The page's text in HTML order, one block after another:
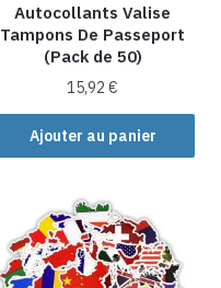
Autocollants Valise
Tampons De Passeport
(Pack de 50)
15,92€
Ajouter au panier